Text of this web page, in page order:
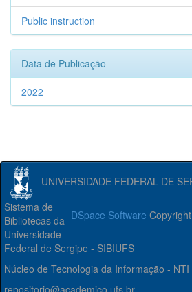
Public instruction
Data de Publicação
2022
UNIVERSIDADE FEDERAL DE
DSpace Software
Sistema de
Bibliotecas da
Universidade
Federal de Sergipe - SIBIUFS
Núcleo de Tecnologia da Informação - NTI
repositorio@academico.ufs.br